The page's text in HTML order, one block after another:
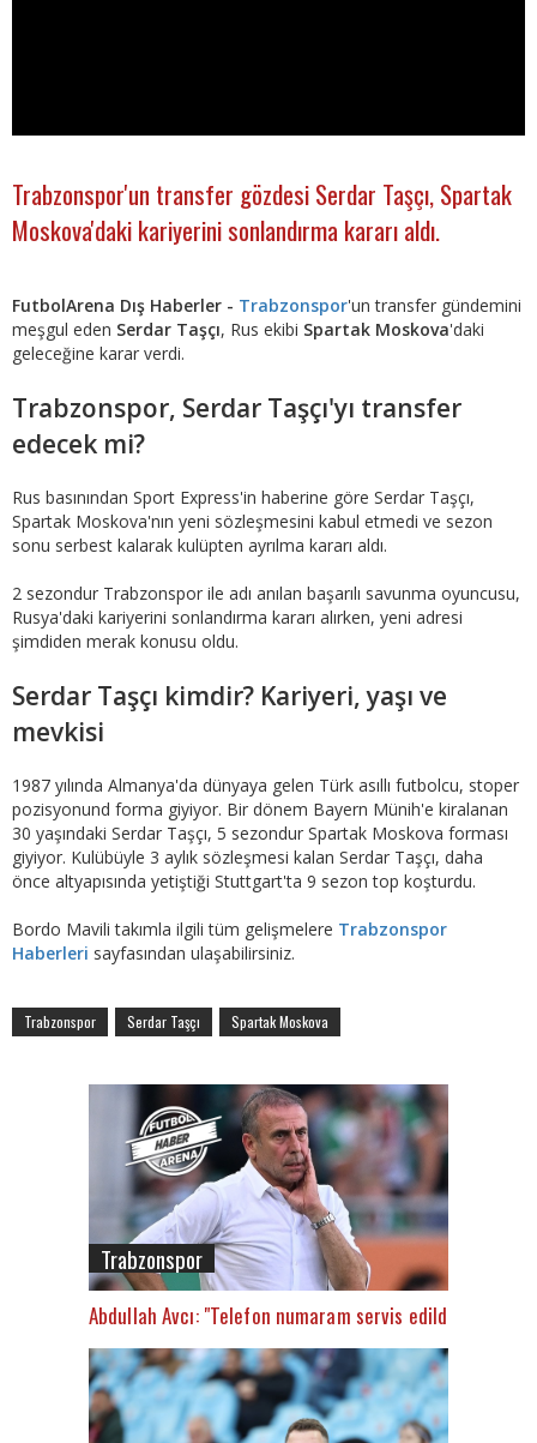
Trabzonspor'un transfer gözdesi Serdar Taşçı, Spartak
Moskova'daki kariyerini sonlandırma kararı aldı.
FutbolArena Dış Haberler - Trabzonspor'un transfer gündemini
meşgul eden Serdar Taşçı, Rus ekibi Spartak Moskova'daki
geleceğine karar verdi.
Trabzonspor, Serdar Taşçı'yı transfer
edecek mi?
Rus basınından Sport Express'in haberine göre Serdar Taşçı,
Spartak Moskova'nın yeni sözleşmesini kabul etmedi ve sezon
sonu serbest kalarak kulüpten ayrılma kararı aldı.
2 sezondur Trabzonspor ile adı anılan başarılı savunma oyuncusu,
Rusya'daki kariyerini sonlandırma kararı alırken, yeni adresi
şimdiden merak konusu oldu.
Serdar Taşçı kimdir? Kariyeri, yaşı ve
mevkisi
1987 yılında Almanya'da dünyaya gelen Türk asıllı futbolcu, stoper
pozisyonund forma giyiyor. Bir dönem Bayern Münih'e kiralanan
30 yaşındaki Serdar Taşçı, 5 sezondur Spartak Moskova forması
giyiyor. Kulübüyle 3 aylık sözleşmesi kalan Serdar Taşçı, daha
önce altyapısında yetiştiği Stuttgart'ta 9 sezon top koşturdu.
Bordo Mavili takımla ilgili tüm gelişmelere Trabzonspor
Haberleri sayfasından ulaşabilirsiniz.
Trabzonspor Serdar Taşçı Spartak Moskova
Trabzonspor
Abdullah Avcı: "Telefon numaram servis edildi"